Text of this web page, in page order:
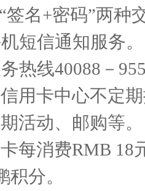
签名+密码”两种
短信通知服务。
热线40088－
用卡中心不定
活动、邮购等。
每消费RMB
分。